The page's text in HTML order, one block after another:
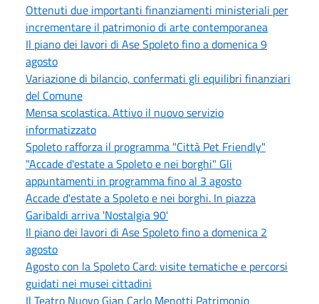
Ottenuti due importanti finanziamenti ministeriali per
incrementare il patrimonio di arte contemporanea
Il piano dei lavori di Ase Spoleto fino a domenica 9
agosto
Variazione di bilancio, confermati gli equilibri finanziari
del Comune
Mensa scolastica. Attivo il nuovo servizio
informatizzato
Spoleto rafforza il programma "Città Pet Friendly"
"Accade d'estate a Spoleto e nei borghi" Gli
appuntamenti in programma fino al 3 agosto
Accade d'estate a Spoleto e nei borghi. In piazza
Garibaldi arriva 'Nostalgia 90'
Il piano dei lavori di Ase Spoleto fino a domenica 2
agosto
Agosto con la Spoleto Card: visite tematiche e percorsi
guidati nei musei cittadini
Il Teatro Nuovo Gian Carlo Menotti Patrimonio